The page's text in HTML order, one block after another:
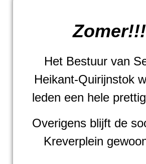
Het Bestuur van
Heikant-Quirijnstok
leden een hele
Overigens blijft de
Kreverplein